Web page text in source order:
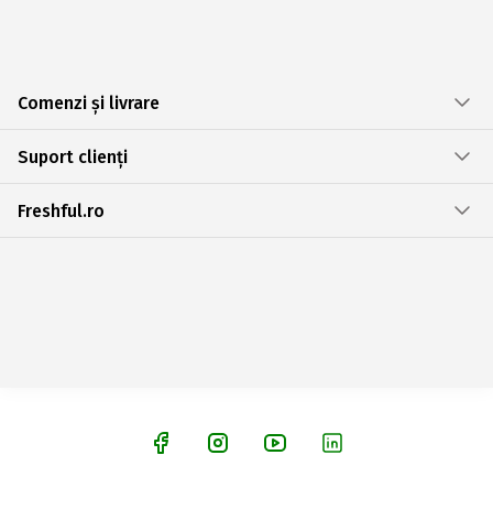
Comenzi și livrare
Suport clienți
Freshful.ro